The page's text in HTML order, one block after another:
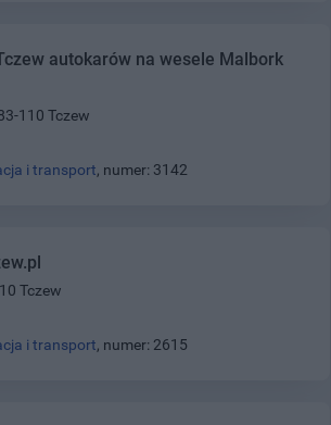
autokarów na wesele Malbork
110 Tczew
i transport, numer: 3142
Tczew
i transport, numer: 2615